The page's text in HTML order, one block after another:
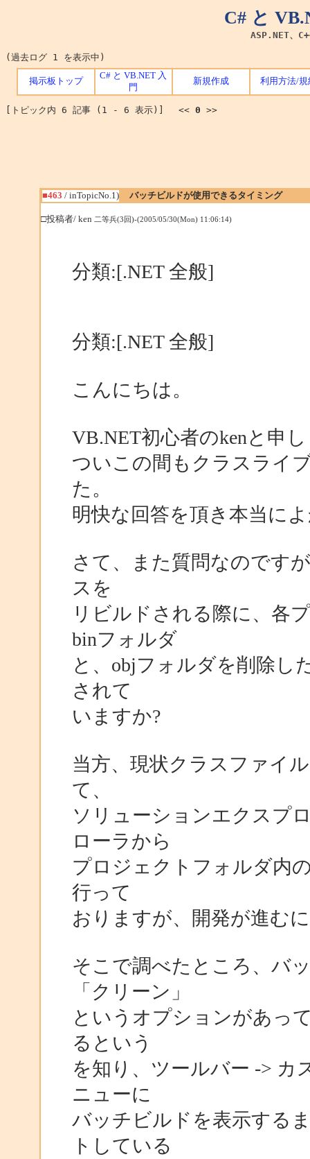
C# と
ASP.NET、
(過去ログ 1 を表示中)
掲示板トップ
C# と VB.NET 入
門
新規作成 利用方法/規
[トピック内 6 記事 (1 - 6 表示)] << 0 >>
■463 / inTopicNo.1) バッチビルドが使用できるタイミング
□投稿者/ ken 二等兵(3回)-(2005/05/30(Mon) 11:06:14)
分類:[.NET 全般]
分類:[.NET 全般]
こんにちは。
VB.NET初心者のkenと申
ついこの間もクラスライ
た。
明快な回答を頂き本当に
さて、また質問なのです
スを
リビルドされる際に、各
binフォルダ
と、objフォルダを削除し
されて
いますか?
当方、現状クラスファイ
て、
ソリューションエクスプ
ローラから
プロジェクトフォルダ内
行って
おりますが、開発が進む
そこで調べたところ、バ
「クリーン」
というオプションがあっ
るという
を知り、ツールバー -> カ
ニューに
バッチビルドを表示する
トしている